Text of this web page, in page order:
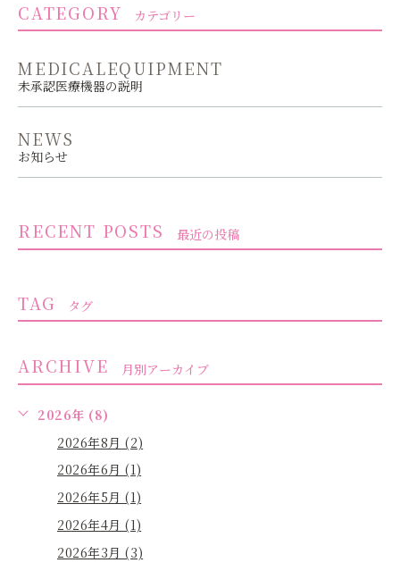
CATEGORY カテゴリー
MEDICALEQUIPMENT
未承認医療機器の説明
NEWS
お知らせ
RECENT POSTS 最近の投稿
TAG タグ
ARCHIVE 月別アーカイブ
2026年 (8)
2026年8月 (2)
2026年6月 (1)
2026年5月 (1)
2026年4月 (1)
2026年3月 (3)